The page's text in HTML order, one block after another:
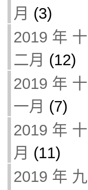
月 (3)
2019 年 十
二月 (12)
2019 年 十
一月 (7)
2019 年 十
月 (11)
2019 年 九